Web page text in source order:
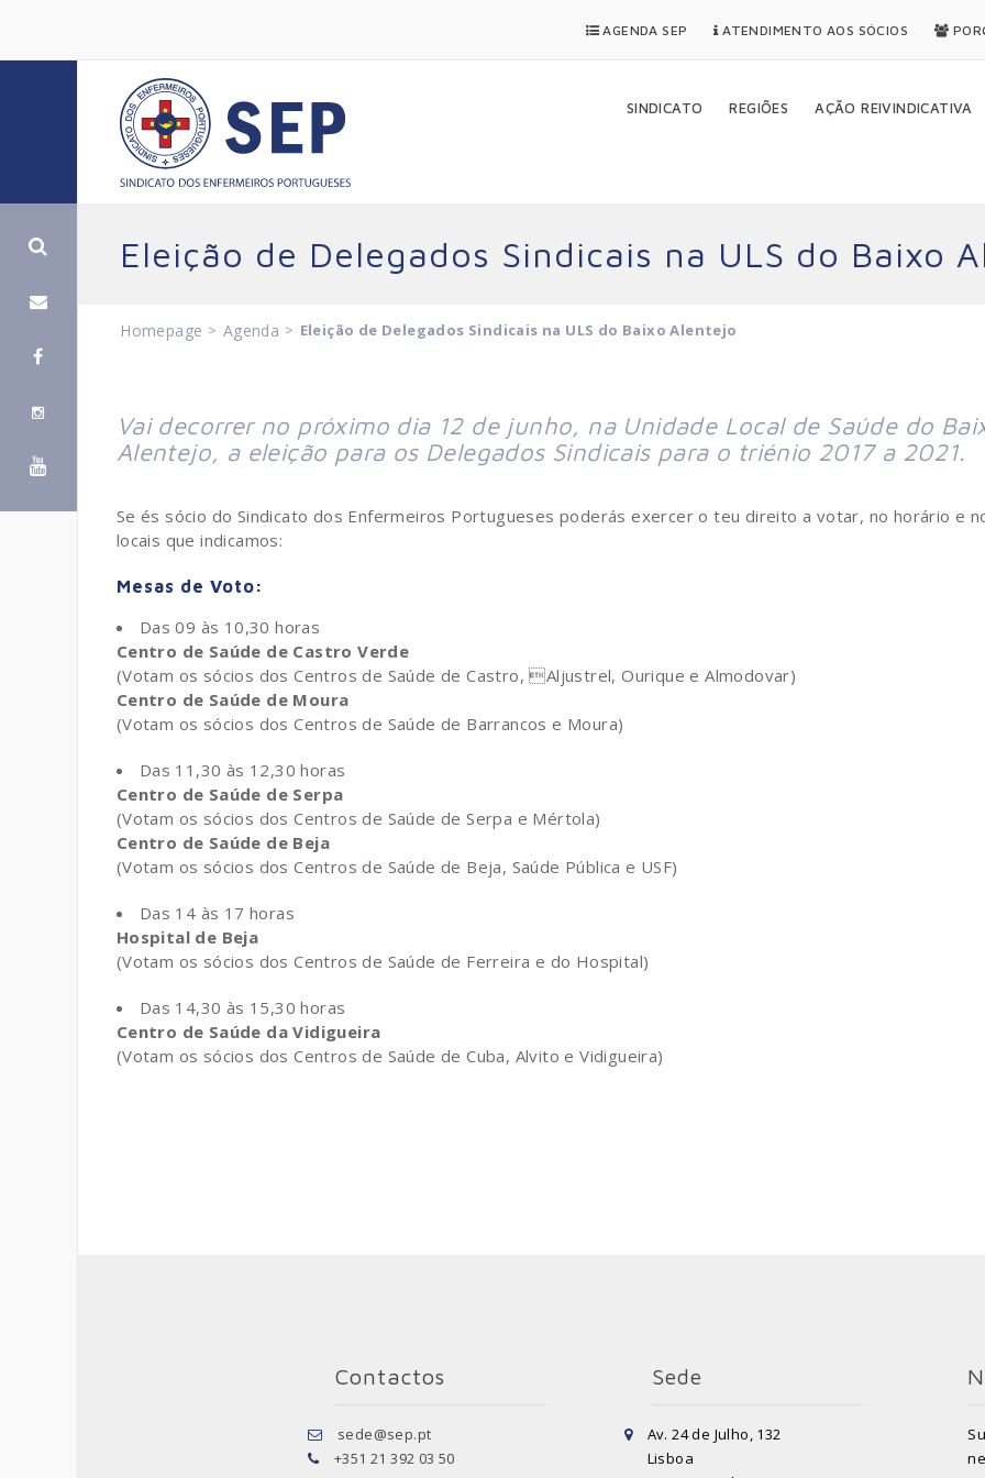
AGENDA SEP ATENDIMENTO AOS SÓCIOS
SINDICATO REGIÕES AÇÃO REIVINDICATIVA
Eleição de Delegados Sindicais na ULS do Baixo
Homepage > Agenda > Eleição de Delegados Sindicais na ULS do Baixo Alentejo
Vai decorrer no próximo dia 12 de junho, na Unidade Local de Saúde do
Alentejo, a eleição para os Delegados Sindicais para o triénio 2017 a 2021.
Se és sócio do Sindicato dos Enfermeiros Portugueses poderás exercer o teu direito a votar, no horário e
locais que indicamos:
Mesas de Voto:
Das 09 às 10,30 horas
Centro de Saúde de Castro Verde
(Votam os sócios dos Centros de Saúde de Castro, Aljustrel, Ourique e Almodovar)
Centro de Saúde de Moura
(Votam os sócios dos Centros de Saúde de Barrancos e Moura)
Das 11,30 às 12,30 horas
Centro de Saúde de Serpa
(Votam os sócios dos Centros de Saúde de Serpa e Mértola)
Centro de Saúde de Beja
(Votam os sócios dos Centros de Saúde de Beja, Saúde Pública e USF)
Das 14 às 17 horas
Hospital de Beja
(Votam os sócios dos Centros de Saúde de Ferreira e do Hospital)
Das 14,30 às 15,30 horas
Centro de Saúde da Vidigueira
(Votam os sócios dos Centros de Saúde de Cuba, Alvito e Vidigueira)
Contactos
sede@sep.pt
+351 21 392 03 50
Sede
Av. 24 de Julho, 132
Lisboa